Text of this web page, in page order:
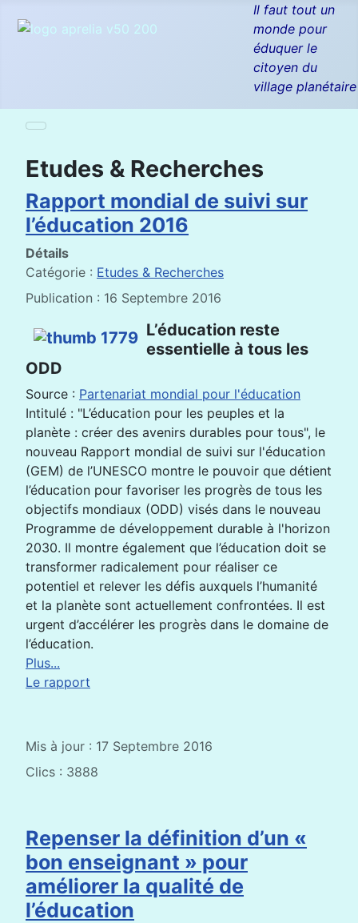
Il faut tout un
monde pour
éduquer le
citoyen du
village planétaire
Etudes & Recherches
Rapport mondial de suivi sur
l’éducation 2016
Détails
Catégorie : Etudes & Recherches
Publication : 16 Septembre 2016
L’éducation reste
essentielle à tous les
ODD
Source : Partenariat mondial pour l'éducation
Intitulé : "L’éducation pour les peuples et la
planète : créer des avenirs durables pour tous", le
nouveau Rapport mondial de suivi sur l'éducation
(GEM) de l’UNESCO montre le pouvoir que détient
l’éducation pour favoriser les progrès de tous les
objectifs mondiaux (ODD) visés dans le nouveau
Programme de développement durable à l'horizon
2030. Il montre également que l’éducation doit se
transformer radicalement pour réaliser ce
potentiel et relever les défis auxquels l’humanité
et la planète sont actuellement confrontées. Il est
urgent d’accélérer les progrès dans le domaine de
l’éducation.
Plus...
Le rapport
Mis à jour : 17 Septembre 2016
Clics : 3888
Repenser la définition d’un «
bon enseignant » pour
améliorer la qualité de
l’éducation